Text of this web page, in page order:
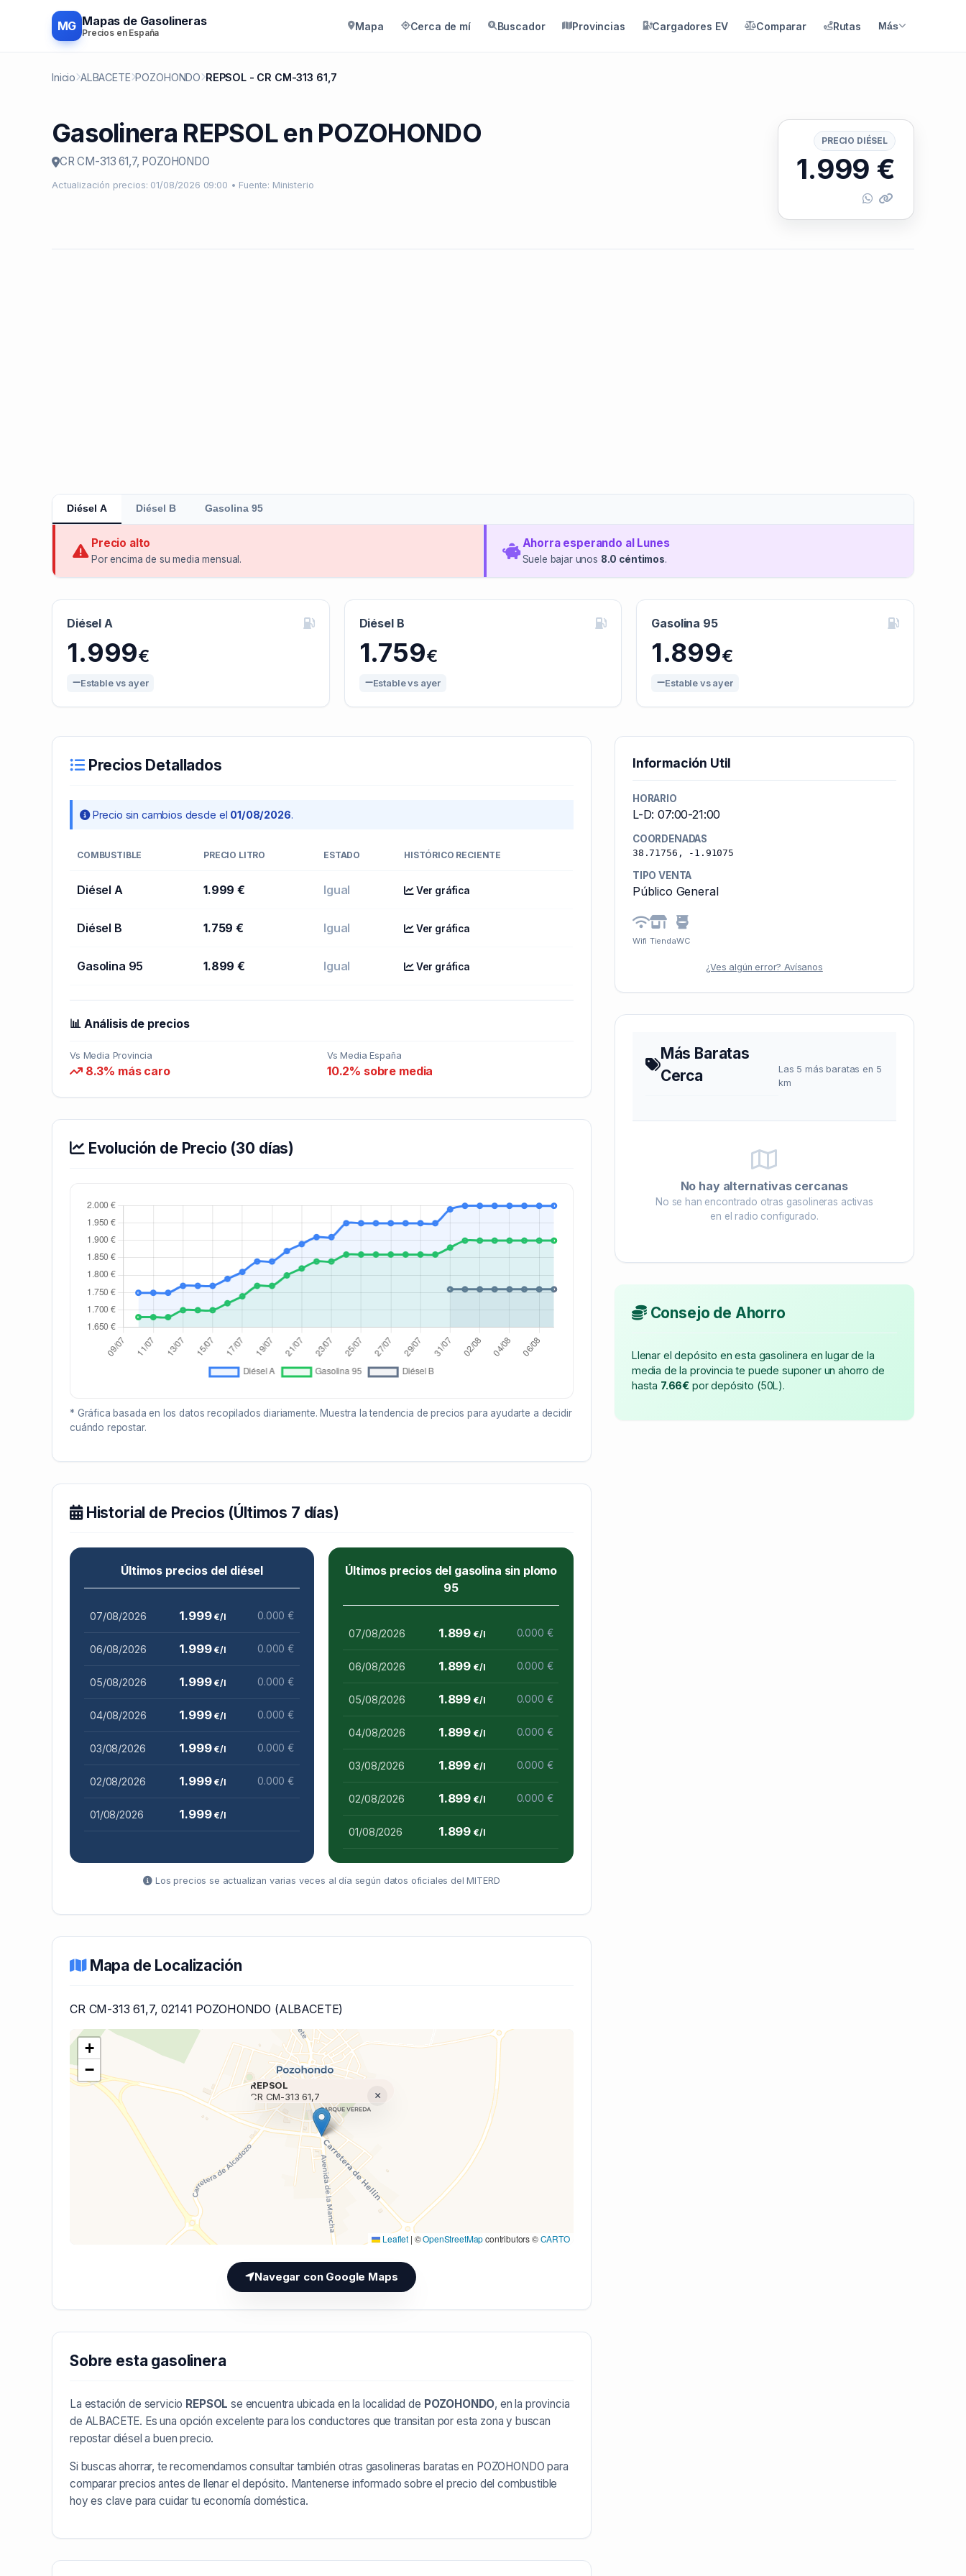
MG Mapas de Gasolineras
Precios en España
Mapa Cerca de mí Buscador Provincias Cargadores EV Comparar Rutas Más
Inicio ALBACETE POZOHONDO REPSOL - CR CM-313 61,7
Gasolinera REPSOL en POZOHONDO
CR CM-313 61,7, POZOHONDO
Actualización precios: 01/08/2026 09:00 • Fuente: Ministerio
PRECIO DIÉSEL
1.999 €
Diésel A Diésel B Gasolina 95
Precio alto
Por encima de su media mensual.
Ahorra esperando al Lunes
Suele bajar unos 8.0 céntimos.
Diésel A
1.999€
Estable vs ayer
Diésel B
1.759€
Estable vs ayer
Gasolina 95
1.899€
Estable vs ayer
Precios Detallados
Precio sin cambios desde el 01/08/2026.
COMBUSTIBLE PRECIO LITRO ESTADO HISTÓRICO RECIENTE
Diésel A 1.999 € Igual Ver gráfica
Diésel B 1.759 € Igual Ver gráfica
Gasolina 95 1.899 € Igual Ver gráfica
📊 Análisis de precios
Vs Media Provincia
8.3% más caro
Vs Media España
10.2% sobre media
Evolución de Precio (30 días)
* Gráfica basada en los datos recopilados diariamente. Muestra la tendencia de precios para ayudarte a decidir
cuándo repostar.
Historial de Precios (Últimos 7 días)
Últimos precios del diésel
07/08/2026 1.999€/l 0.000 €
06/08/2026 1.999€/l 0.000 €
05/08/2026 1.999€/l 0.000 €
04/08/2026 1.999€/l 0.000 €
03/08/2026 1.999€/l 0.000 €
02/08/2026 1.999€/l 0.000 €
01/08/2026 1.999€/l
Últimos precios del gasolina sin plomo
95
07/08/2026 1.899 €/l 0.000 €
06/08/2026 1.899 €/l 0.000 €
05/08/2026 1.899 €/l 0.000 €
04/08/2026 1.899 €/l 0.000 €
03/08/2026 1.899 €/l 0.000 €
02/08/2026 1.899 €/l 0.000 €
01/08/2026 1.899 €/l
Los precios se actualizan varias veces al día según datos oficiales del MITERD
Mapa de Localización
CR CM-313 61,7, 02141 POZOHONDO (ALBACETE)
Cargando mapa (V7 Inline)...
REPSOL
CR CM-313 61,7
×
+
−
Leaflet | ©OpenStreetMapcontributors ©CARTO
Navegar con Google Maps
Sobre esta gasolinera
La estación de servicio REPSOL se encuentra ubicada en la localidad de POZOHONDO, en la provincia
de ALBACETE. Es una opción excelente para los conductores que transitan por esta zona y buscan
repostar diésel a buen precio.
Si buscas ahorrar, te recomendamos consultar también otras gasolineras baratas en POZOHONDO para
comparar precios antes de llenar el depósito. Mantenerse informado sobre el precio del combustible
hoy es clave para cuidar tu economía doméstica.
Información Util
HORARIO
L-D: 07:00-21:00
COORDENADAS
38.71756, -1.91075
TIPO VENTA
Público General
Wifi TiendaWC
¿Ves algún error? Avísanos
Más Baratas
Cerca
Las 5 más baratas en 5
km
No hay alternativas cercanas
No se han encontrado otras gasolineras activas
en el radio configurado.
Consejo de Ahorro
Llenar el depósito en esta gasolinera en lugar de la
media de la provincia te puede suponer un ahorro de
hasta 7.66€ por depósito (50L).